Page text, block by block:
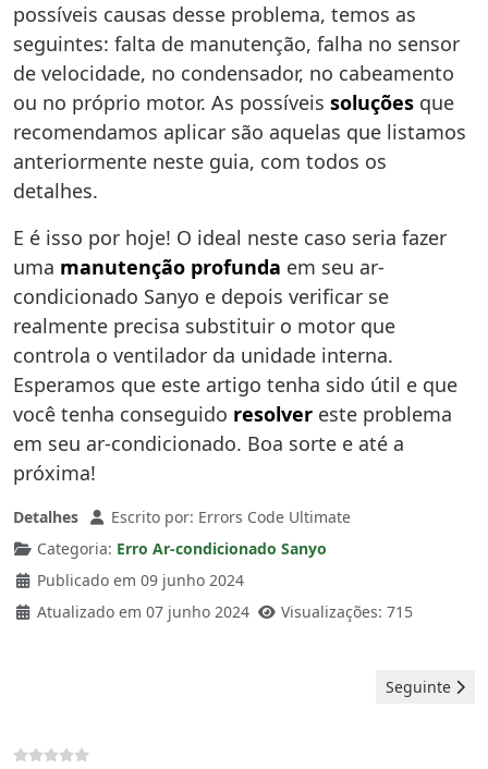
possíveis causas desse problema, temos as
seguintes: falta de manutenção, falha no sensor
de velocidade, no condensador, no cabeamento
ou no próprio motor. As possíveis soluções que
recomendamos aplicar são aquelas que listamos
anteriormente neste guia, com todos os
detalhes.
E é isso por hoje! O ideal neste caso seria fazer
uma manutenção profunda em seu ar-
condicionado Sanyo e depois verificar se
realmente precisa substituir o motor que
controla o ventilador da unidade interna.
Esperamos que este artigo tenha sido útil e que
você tenha conseguido resolver este problema
em seu ar-condicionado. Boa sorte e até a
próxima!
Detalhes Escrito por: Errors Code Ultimate
Categoria: Erro Ar-condicionado Sanyo
Publicado em 09 junho 2024
Atualizado em 07 junho 2024
Visualizações: 715
Artigo
Seguinte